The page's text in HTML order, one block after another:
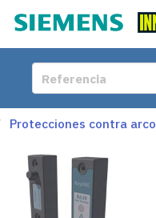
Protecciones contra arco